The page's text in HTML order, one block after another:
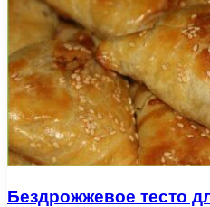
Бездрожжевое тесто